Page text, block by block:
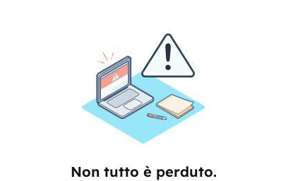
Non tutto è perduto.